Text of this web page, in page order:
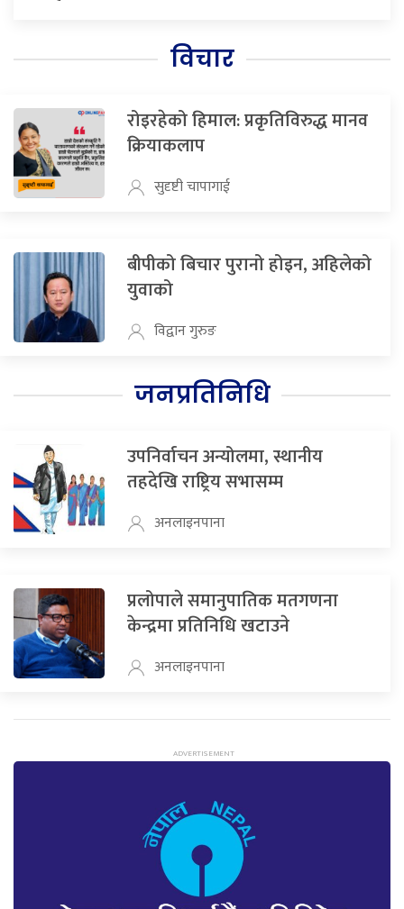
विचार
रोइरहेको हिमाल: प्रकृतिविरुद्ध मानव
क्रियाकलाप
सुदृष्टी चापागाई
बीपीको बिचार पुरानो होइन, अहिलेको
युवाको
विद्वान गुरुङ
जनप्रतिनिधि
उपनिर्वाचन अन्योलमा, स्थानीय
तहदेखि राष्ट्रिय सभासम्म
अनलाइनपाना
प्रलोपाले समानुपातिक मतगणना
केन्द्रमा प्रतिनिधि खटाउने
अनलाइनपाना